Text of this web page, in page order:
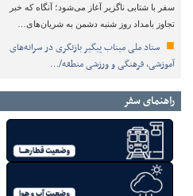
سفر با شتابی ناگزیر آغاز می‌شود؛ آنگاه که خبر
تجاوز بامداد روز شنبه دشمن به شریان‌های…
ستاد ملی میناب پیگیر بازنگری در سرانه‌های
آموزشی، فرهنگی و ورزشی منطقه/…
راهنمای سفر